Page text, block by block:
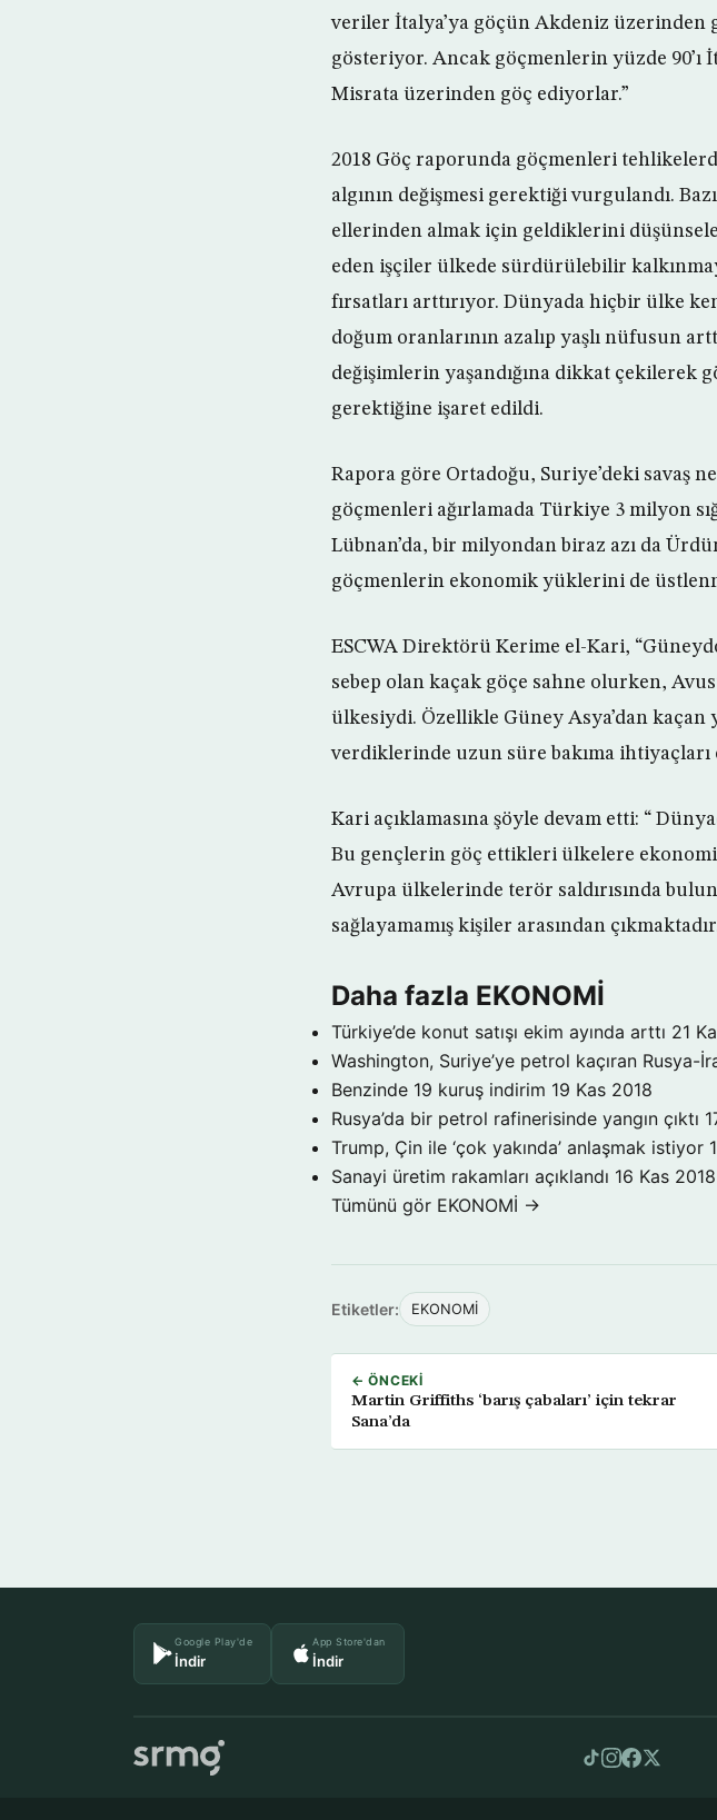
veriler İtalya’ya göçün Akdeniz üzerinden
gösteriyor. Ancak göçmenlerin yüzde 90’ı
Misrata üzerinden göç ediyorlar.”
2018 Göç raporunda göçmenleri
algının değişmesi gerektiği vurgulandı.
ellerinden almak için geldiklerini
eden işçiler ülkede sürdürülebilir
fırsatları arttırıyor. Dünyada hiçbir ülke
doğum oranlarının azalıp yaşlı nüfusun
değişimlerin yaşandığına dikkat çekilerek
gerektiğine işaret edildi.
Rapora göre Ortadoğu, Suriye’deki savaş
göçmenleri ağırlamada Türkiye 3 milyon
Lübnan’da, bir milyondan biraz azı da
göçmenlerin ekonomik yüklerini de
ESCWA Direktörü Kerime el-Kari,
sebep olan kaçak göçe sahne olurken,
ülkesiydi. Özellikle Güney Asya’dan
verdiklerinde uzun süre bakıma ihtiyaçları
Kari açıklamasına şöyle devam etti: “
Bu gençlerin göç ettikleri ülkelere
Avrupa ülkelerinde terör saldırısında
sağlayamamış kişiler arasından
Daha fazla EKONOMİ
Türkiye’de konut satışı ekim ayında arttı 21
Washington, Suriye’ye petrol kaçıran Rusya-
Benzinde 19 kuruş indirim 19 Kas 2018
Rusya’da bir petrol rafinerisinde yangın çıktı
Trump, Çin ile ‘çok yakında’ anlaşmak istiyor
Sanayi üretim rakamları açıklandı 16 Kas 2018
Tümünü gör EKONOMİ →
Etiketler: EKONOMİ
← ÖNCEKI
Martin Griffiths ‘barış çabaları’ için tekrar
Sana’da
Google Play'de
İndir
App Store'dan
İndir